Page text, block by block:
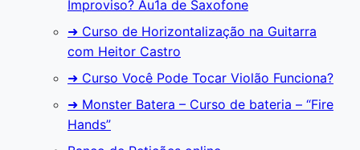
Improviso? Au1a de Saxofone
➜ Curso de Horizontalização na Guitarra
com Heitor Castro
➜ Curso Você Pode Tocar Violão Funciona?
➜ Monster Batera – Curso de bateria – “Fire
Hands”‎